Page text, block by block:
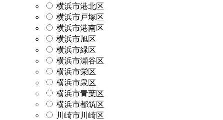
横浜市港北区
横浜市戸塚区
横浜市港南区
横浜市旭区
横浜市緑区
横浜市瀬谷区
横浜市栄区
横浜市泉区
横浜市青葉区
横浜市都筑区
川崎市川崎区